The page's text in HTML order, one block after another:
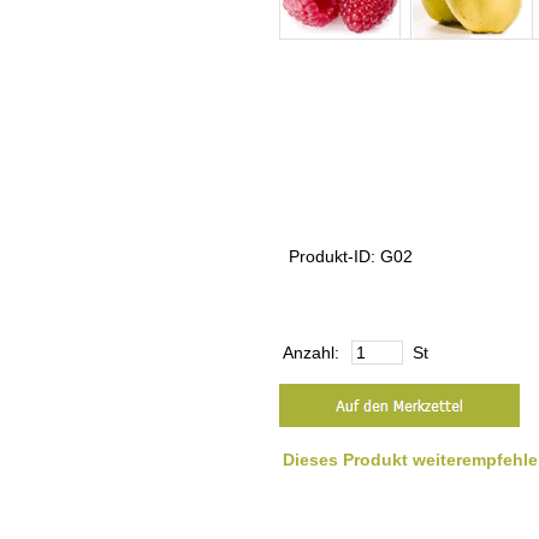
Produkt-ID: G02
Anzahl: St
Dieses Produkt